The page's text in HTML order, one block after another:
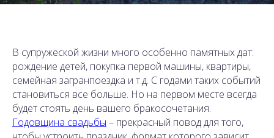
В супружеской жизни много особенно памятных дат:
рождение детей, покупка первой машины, квартиры,
семейная загранпоездка и т.д. С годами таких событий
становиться все больше. Но на первом месте всегда
будет стоять день вашего бракосочетания.
Годовщина свадьбы – прекрасный повод для того,